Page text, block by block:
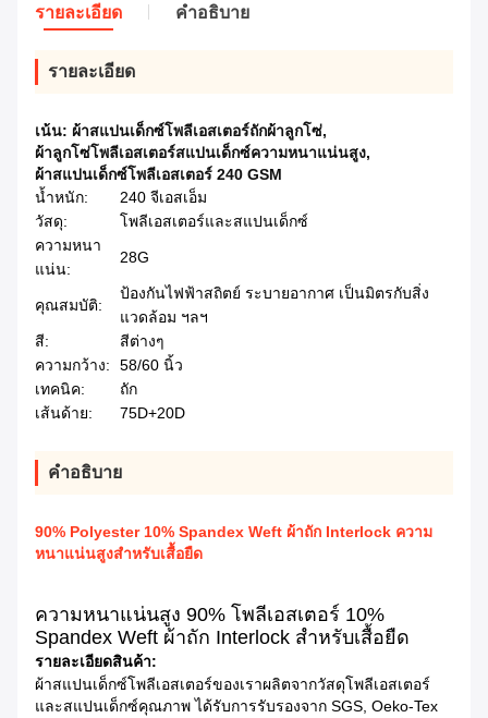
รายละเอียด คําอธิบาย
รายละเอียด
เน้น: ผ้าสแปนเด็กซ์โพลีเอสเตอร์ถักผ้าลูกโซ่,
ผ้าลูกโซ่โพลีเอสเตอร์สแปนเด็กซ์ความหนาแน่นสูง,
ผ้าสแปนเด็กซ์โพลีเอสเตอร์ 240 GSM
น้ำหนัก:
240 จีเอสเอ็ม
วัสดุ:
โพลีเอสเตอร์และสแปนเด็กซ์
ความหนา
แน่น:
28G
คุณสมบัติ:
ป้องกันไฟฟ้าสถิตย์ ระบายอากาศ เป็นมิตรกับสิ่ง
แวดล้อม ฯลฯ
สี:
สีต่างๆ
ความกว้าง:
58/60 นิ้ว
เทคนิค:
ถัก
เส้นด้าย:
75D+20D
คําอธิบาย
90% Polyester 10% Spandex Weft ผ้าถัก Interlock ความ
หนาแน่นสูงสำหรับเสื้อยืด
ความหนาแน่นสูง 90% โพลีเอสเตอร์ 10%
Spandex Weft ผ้าถัก Interlock สำหรับเสื้อยืด
รายละเอียดสินค้า:
ผ้าสแปนเด็กซ์โพลีเอสเตอร์ของเราผลิตจากวัสดุโพลีเอสเตอร์
และสแปนเด็กซ์คุณภาพ ได้รับการรับรองจาก SGS, Oeko-Tex